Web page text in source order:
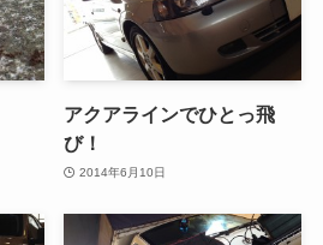
アクアラインでひとっ飛
び！
2014年6月10日